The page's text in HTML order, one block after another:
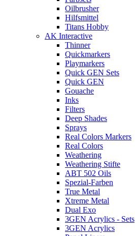
Oilbrusher
Hilfsmittel
Titans Hobby
AK Interactive
Thinner
Quickmarkers
Playmarkers
Quick GEN Sets
Quick GEN
Gouache
Inks
Filters
Deep Shades
Sprays
Real Colors Markers
Real Colors
Weathering
Weathering Stifte
ABT 502 Oils
Spezial-Farben
True Metal
Xtreme Metal
Dual Exo
3GEN Acrylics - Sets
3GEN Acrylics